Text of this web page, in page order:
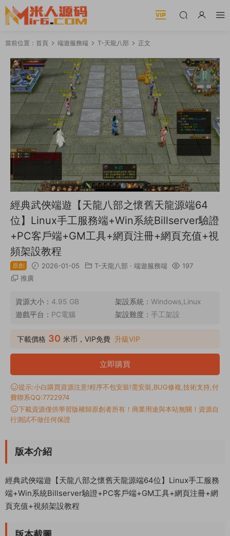
當前位置： 首頁 端遊服務端 T-天龍八部 正文
經典武俠端遊【天龍八部之懷舊天龍源端64
位】Linux手工服務端+Win系統Billserver驗證
+PC客戶端+GM工具+網頁注冊+網頁充值+視
頻架設教程
原創 2026-01-05 T-天龍八部 · 端遊服務端
197
推廣
資源大小： 4.95 GB 架設系統： Windows,Linux
遊戲平台： PC電腦 架設難度： 手工架設
下載價格 30 米币，VIP免費 升級VIP
立即購買
提示:小白購買資源注意!程序不包安裝!需安裝,BUG修複,技術支持,付
費聯系QQ:7722974
下載資源僅供學習版權歸原創者所有！商業用途與本站無關！資源自
行測試不做任何保證
版本介紹
經典武俠端遊【天龍八部之懷舊天龍源端64位】Linux手工服務
端+Win系統Billserver驗證+PC客戶端+GM工具+網頁注冊+網
頁充值+視頻架設教程